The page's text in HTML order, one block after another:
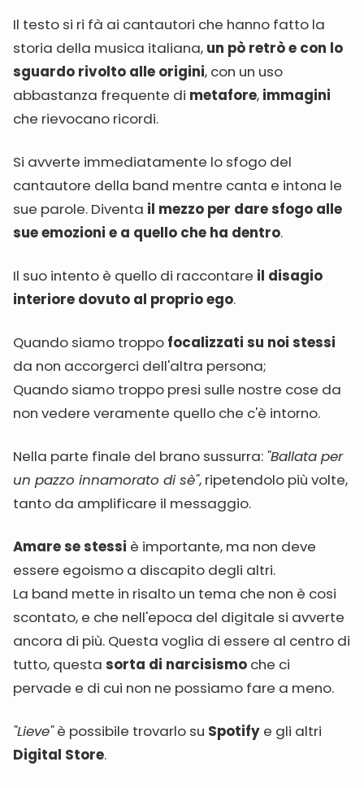
Il testo si ri fà ai cantautori che hanno fatto la
storia della musica italiana, un pò retrò e con lo
sguardo rivolto alle origini, con un uso
abbastanza frequente di metafore, immagini
che rievocano ricordi.
Si avverte immediatamente lo sfogo del
cantautore della band mentre canta e intona le
sue parole. Diventa il mezzo per dare sfogo alle
sue emozioni e a quello che ha dentro.
Il suo intento è quello di raccontare il disagio
interiore dovuto al proprio ego.
Quando siamo troppo focalizzati su noi stessi
da non accorgerci dell'altra persona;
Quando siamo troppo presi sulle nostre cose da
non vedere veramente quello che c'è intorno.
Nella parte finale del brano sussurra: "Ballata per
un pazzo innamorato di sè", ripetendolo più volte,
tanto da amplificare il messaggio.
Amare se stessi è importante, ma non deve
essere egoismo a discapito degli altri.
La band mette in risalto un tema che non è cosi
scontato, e che nell'epoca del digitale si avverte
ancora di più. Questa voglia di essere al centro di
tutto, questa sorta di narcisismo che ci
pervade e di cui non ne possiamo fare a meno.
"Lieve"è possibile trovarlo su Spotify e gli altri
Digital Store.